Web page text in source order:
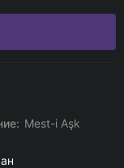
Mest-i Aşk